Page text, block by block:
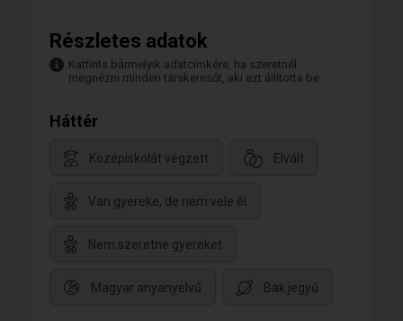
Részletes adatok
Kattints bármelyik adatcímkére, ha szeretnél
megnézni minden társkeresőt, aki ezt állította be.
Háttér
Középiskolát végzett Elvált
Van gyereke, de nem vele él
Nem szeretne gyereket
Magyar anyanyelvű Bak jegyű